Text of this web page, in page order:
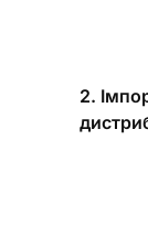
2.